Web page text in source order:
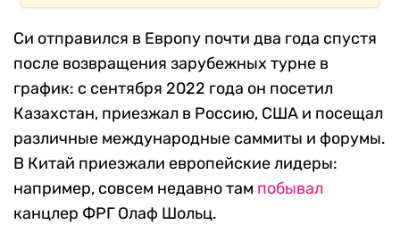
Си отправился в Европу почти два года спустя
после возвращения зарубежных турне в
график: с сентября 2022 года он посетил
Казахстан, приезжал в Россию, США и посещал
различные международные саммиты и форумы.
В Китай приезжали европейские лидеры:
например, совсем недавно там побывал
канцлер ФРГ Олаф Шольц.